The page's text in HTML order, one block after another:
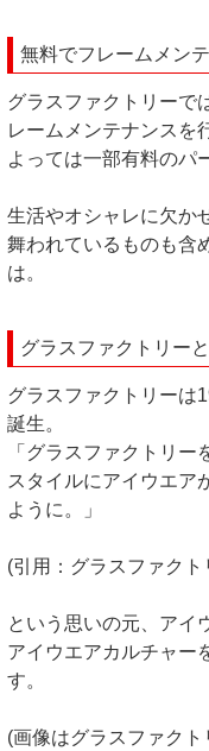
無料でフレームメン
グラスファクトリーで
レームメンテナンスを
よっては一部有料のパ
生活やオシャレに欠か
舞われているものも含
は。
グラスファクトリー
グラスファクトリーは
誕生。
「グラスファクトリ
スタイルにアイウエア
ように。」
(引用：グラスファク
という思いの元、アイ
アイウエアカルチャー
す。
(画像はグラスファク